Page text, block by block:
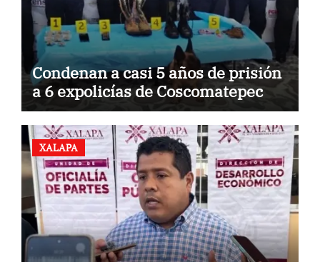
Condenan a casi 5 años de prisión
a 6 expolicías de Coscomatepec
XALAPA